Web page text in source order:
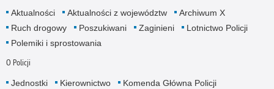
Aktualności Aktualności z województw
Archiwum X
Ruch drogowy
Poszukiwani Zaginieni
Lotnictwo Policji
Polemiki i sprostowania
O Policji
Jednostki Kierownictwo
Komenda Główna Policji